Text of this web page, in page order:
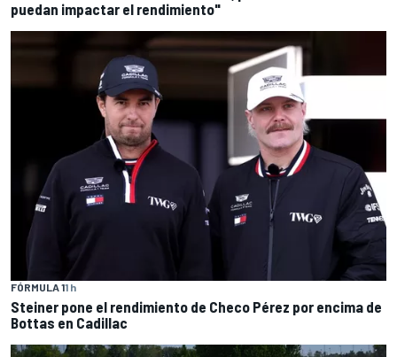
puedan impactar el rendimiento"
FÓRMULA 11 h
Steiner pone el rendimiento de Checo Pérez por encima de
Bottas en Cadillac